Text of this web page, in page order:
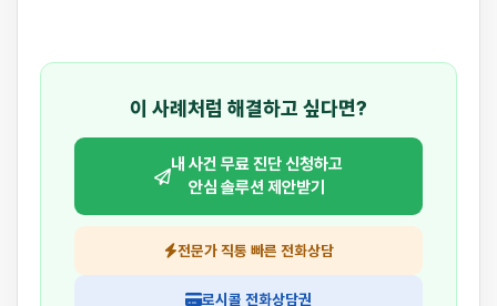
이 사례처럼 해결하고 싶다면?
내 사건 무료 진단 신청하고
안심 솔루션 제안받기
전문가 직통 빠른 전화상담
로시콜 전화상담권